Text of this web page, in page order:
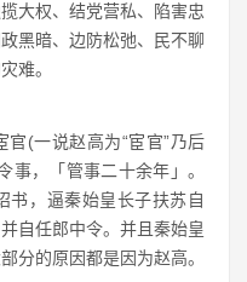
大权、结党营私、陷害忠
黑暗、边防松弛、民不聊
难。
(一说赵高为“宦官”乃后
事，「管事二十余年」。
书，逼秦始皇长子扶苏自
自任郎中令。并且秦始皇
分的原因都是因为赵高。